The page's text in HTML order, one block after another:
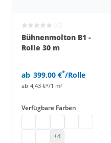
(0)
Bühnenmolton B1 -
Rolle 30 m
ab 399,00 €*/Rolle
ab 4,43 €*/1 m²
Verfügbare Farben
B1 MoltonBühnen Molton Stoff
+4